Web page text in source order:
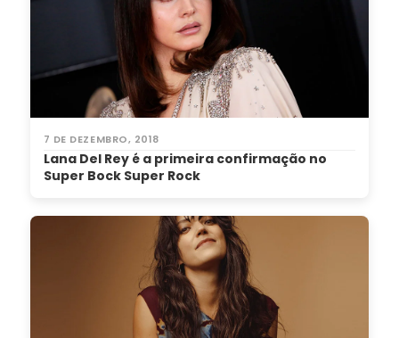
7 DE DEZEMBRO, 2018
Lana Del Rey é a primeira confirmação no
Super Bock Super Rock